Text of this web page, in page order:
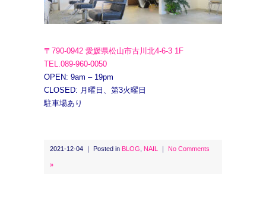
〒790-0942 愛媛県松山市古川北4-6-3 1F
TEL.089-960-0050
OPEN: 9am – 19pm
CLOSED: 月曜日、第3火曜日
駐車場あり
2021-12-04 ｜ Posted in BLOG NAIL ｜ No Comments
»